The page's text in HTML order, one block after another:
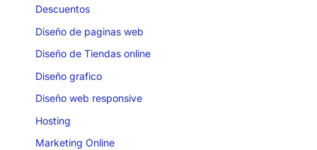
Descuentos
Diseño de paginas web
Diseño de Tiendas online
Diseño grafico
Diseño web responsive
Hosting
Marketing Online